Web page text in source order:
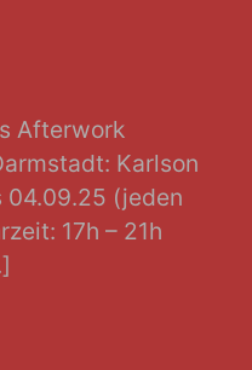
Afterwork
Karlson
04.09.25 (jeden
17h – 21h